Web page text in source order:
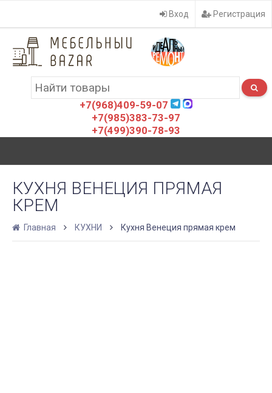
Вход Регистрация
+7(968)409-59-07
+7(985)383-73-97
+7(499)390-78-93
КУХНЯ ВЕНЕЦИЯ ПРЯМАЯ
КРЕМ
Главная КУХНИ Кухня Венеция прямая крем